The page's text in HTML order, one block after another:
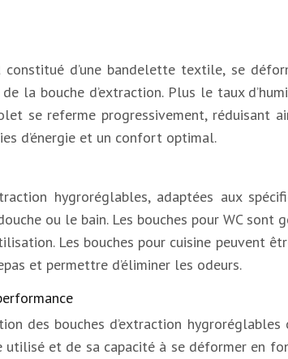
constitué d’une bandelette textile, se
la bouche d’extraction. Plus le taux
se referme progressivement, réduisant
d’énergie et un confort optimal.
hygroréglables, adaptées aux
ou le bain. Les bouches pour WC
Les bouches pour cuisine peuvent
et permettre d’éliminer les odeurs.
des bouches d’extraction
et de sa capacité à se déformer en